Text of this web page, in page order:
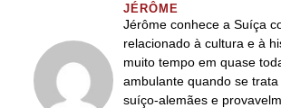
JÉRÔME
Jérôme conhece a Suíça
relacionado à cultura e à
muito tempo em quase
ambulante quando se
suíço-alemães e